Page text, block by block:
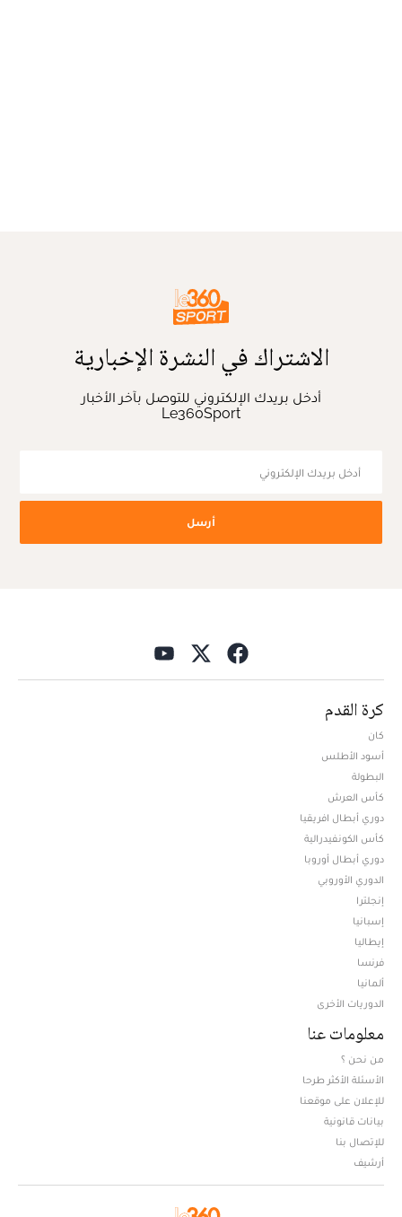
الاشتراك في النشرة الإخبارية
أدخل بريدك الإلكتروني للتوصل بآخر الأخبار
Le360Sport
أرسل
كرة القدم
كان
أسود الأطلس
البطولة
كأس العرش
دوري أبطال افريقيا
كأس الكونفيدرالية
دوري أبطال أوروبا
الدوري الأوروبي
إنجلترا
إسبانيا
إيطاليا
فرنسا
ألمانيا
الدوريات الأخرى
معلومات عنا
من نحن ؟
الأسئلة الأكثر طرحا
للإعلان على موقعنا
بيانات قانونية
للإتصال بنا
أرشيف